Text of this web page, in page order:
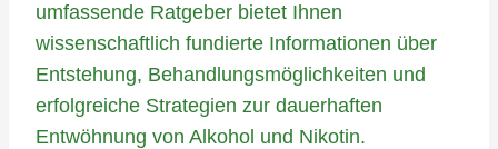
umfassende Ratgeber bietet Ihnen
wissenschaftlich fundierte Informationen über
Entstehung, Behandlungsmöglichkeiten und
erfolgreiche Strategien zur dauerhaften
Entwöhnung von Alkohol und Nikotin.